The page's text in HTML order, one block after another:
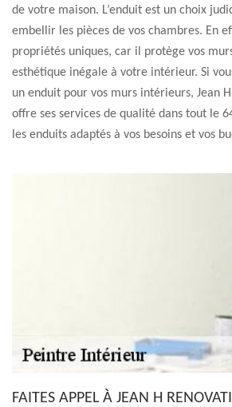
de votre maison. L’enduit est un choix
embellir les pièces de vos chambres. En
propriétés uniques, car il protège vos
esthétique inégale à votre intérieur. Si
un enduit pour vos murs intérieurs, Jean
offre ses services de qualité dans tout le
les enduits adaptés à vos besoins et vos
FAITES APPEL À JEAN H